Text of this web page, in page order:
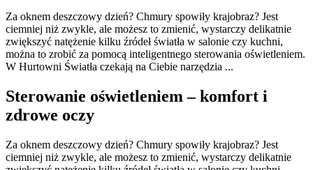
Za oknem deszczowy dzień? Chmury spowiły krajobraz? Jest
ciemniej niż zwykle, ale możesz to zmienić, wystarczy delikatnie
zwiększyć natężenie kilku źródeł światła w salonie czy kuchni,
można to zrobić za pomocą inteligentnego sterowania oświetleniem.
W Hurtowni Światła czekają na Ciebie narzędzia ...
Sterowanie oświetleniem – komfort i
zdrowe oczy
Za oknem deszczowy dzień? Chmury spowiły krajobraz? Jest
ciemniej niż zwykle, ale możesz to zmienić, wystarczy delikatnie